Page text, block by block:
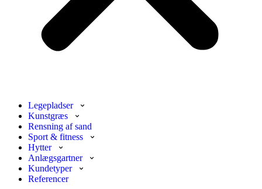
Legepladser
Kunstgræs
Rensning af sand
Sport & fitness
Hytter
Anlægsgartner
Kundetyper
Referencer